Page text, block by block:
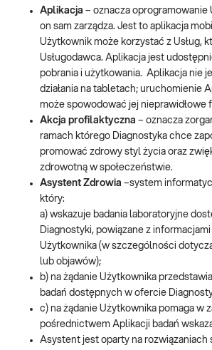
Aplikacja – oznacza oprogramowanie
on sam zarządza. Jest to aplikacja
Użytkownik może korzystać z Usług,
Usługodawca. Aplikacja jest
pobrania i użytkowania. Aplikacja nie
działania na tabletach; uruchomienie
może spowodować jej nieprawidłowe
Akcja profilaktyczna – oznacza
ramach którego Diagnostyka chce
promować zdrowy styl życia oraz
zdrowotną w społeczeństwie.
Asystent Zdrowia –system
który:
a) wskazuje badania laboratoryjne
Diagnostyki, powiązane z
Użytkownika (w szczególności
lub objawów);
b) na żądanie Użytkownika
badań dostępnych w ofercie
c) na żądanie Użytkownika pomaga w
pośrednictwem Aplikacji badań
Asystent jest oparty na